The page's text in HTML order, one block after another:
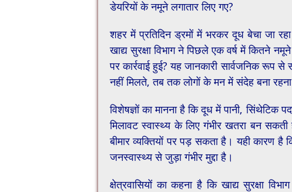
डेयरियों के नमूने लगातार लिए गए?
शहर में प्रतिदिन ड्रमों में भरकर दूध बेचा जा
खाद्य सुरक्षा विभाग ने पिछले एक वर्ष में कितने
पर कार्रवाई हुई? यह जानकारी सार्वजनिक रूप
नहीं मिलते, तब तक लोगों के मन में संदेह बना रहना
विशेषज्ञों का मानना है कि दूध में पानी, सिंथेटिक
मिलावट स्वास्थ्य के लिए गंभीर खतरा बन
बीमार व्यक्तियों पर पड़ सकता है। यही कारण है
जनस्वास्थ्य से जुड़ा गंभीर मुद्दा है।
क्षेत्रवासियों का कहना है कि खाद्य सुरक्षा